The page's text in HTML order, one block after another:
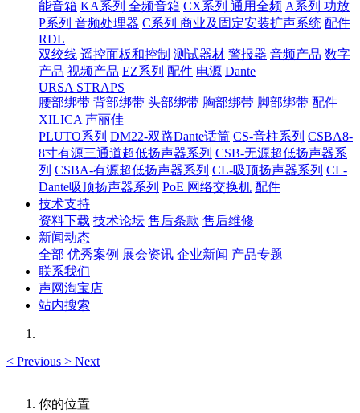
能音箱 KA系列 全频音箱 CX系列 通用全频 A系列 功放
P系列 音频处理器 C系列 商业及固定安装扩声系统 配件
RDL
双绞线 遥控面板和控制 测试器材 警报器 音频产品 数字
产品 视频产品 EZ系列 配件 电源 Dante
URSA STRAPS
腰部绑带 背部绑带 头部绑带 胸部绑带 脚部绑带 配件
XILICA 声丽佳
PLUTO系列 DM22-双路Dante话筒 CS-音柱系列 CSBA8-
8寸有源三通道超低扬声器系列 CSB-无源超低扬声器系
列 CSBA-有源超低扬声器系列 CL-吸顶扬声器系列 CL-
Dante吸顶扬声器系列 PoE 网络交换机 配件
技术支持
资料下载 技术论坛 售后条款 售后维修
新闻动态
全部 优秀案例 展会资讯 企业新闻 产品专题
联系我们
声网淘宝店
站内搜索
< Previous > Next
你的位置